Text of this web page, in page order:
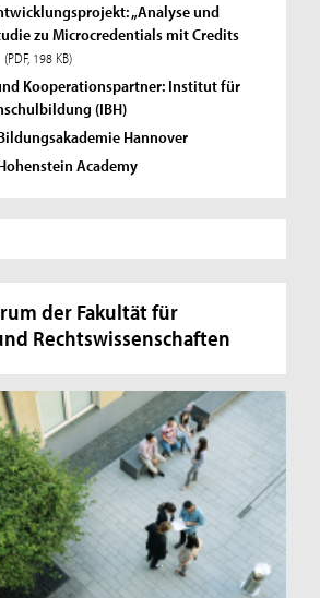
„Analyse und
zu Microcredentials mit Credits
(PDF, 198 KB)
Kooperationspartner: Institut für
(IBH)
Hannover
Academy
der Fakultät für
Rechtswissenschaften